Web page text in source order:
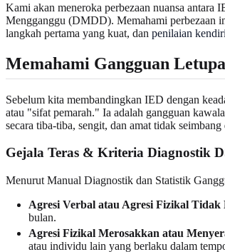
Kami akan meneroka perbezaan nuansa
Mengganggu (DMDD). Memahami perbezaan
langkah pertama yang kuat, dan penilaian
Memahami Gangguan
Sebelum kita membandingkan IED dengan
atau "sifat pemarah." Ia adalah gangguan
secara tiba-tiba, sengit, dan amat tidak
Gejala Teras & Kriteria Diagnostik
Menurut Manual Diagnostik dan Statistik
Agresi Verbal atau Agresi Fizikal Tidak
bulan.
Agresi Fizikal Merosakkan atau
atau individu lain yang berlaku dalam